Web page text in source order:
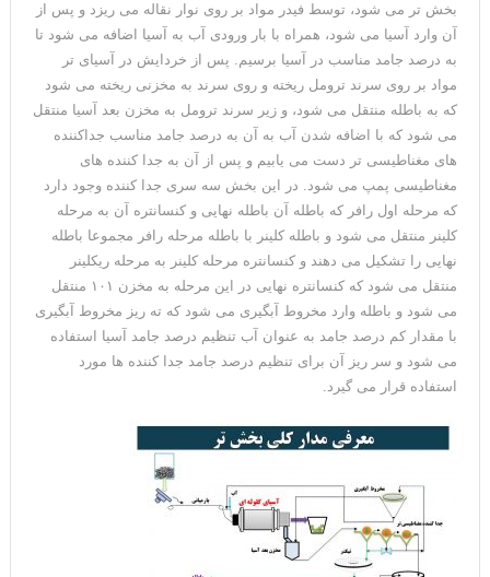
بخش تر می شود، توسط فیدر مواد بر روی نوار نقاله می ریزد و پس از
آن وارد آسیا می شود، همراه با بار ورودی آب به آسیا اضافه می شود تا
به درصد جامد مناسب در آسیا برسیم. پس از خردایش در آسیای تر
مواد بر روی سرند ترومل ریخته و روی سرند به مخزنی ریخته می شود
که به باطله منتقل می شود، و زیر سرند ترومل به مخزن بعد آسیا منتقل
می شود که با اضافه شدن آب به آن به درصد جامد مناسب جداکننده
های مغناطیسی تر دست می یابیم و پس از آن به جدا کننده های
مغناطیسی پمپ می شود. در این بخش سه سری جدا کننده وجود دارد
که مرحله اول رافر که باطله آن باطله نهایی و کنسانتره آن به مرحله
کلینر منتقل می شود و باطله کلینر با باطله مرحله رافر مجموعا باطله
نهایی را تشکیل می دهند و کنسانتره مرحله کلینر به مرحله ریکلینر
منتقل می شود که کنسانتره نهایی در این مرحله به مخزن ۱۰۱ منتقل
می شود و باطله وارد مخروط آبگیری می شود که ته ریز مخروط آبگیری
با مقدار کم درصد جامد به عنوان آب تنظیم درصد جامد آسیا استفاده
می شود و سر ریز آن برای تنظیم درصد جامد جدا کننده ها مورد
استفاده قرار می گیرد.